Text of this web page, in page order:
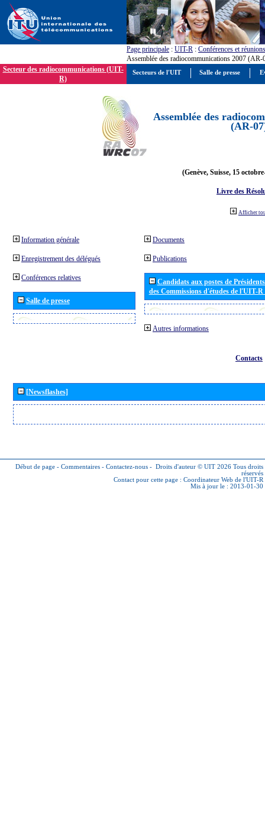
Page principale : UIT-R : Conférences et réunions
Assemblée des radiocommunications 2007 (AR-
Secteur des radiocommunications (UIT-
R)
Assemblée des
(AR-
(Genève, Suisse, 15
Livre des
Afficher
Information générale
Enregistrement des délégués
Conférences relatives
Salle de presse
Documents
Publications
Candidats aux postes de
des Commissions d'études de l'UIT-
Autres informations
Contacts
[Newsflashes]
Début de page - Commentaires - Contactez-nous - Droits d'auteur © UIT 2026 Tous droits
réservés
Contact pour cette page : Coordinateur Web de l'UIT-R
Mis à jour le : 2013-01-30
Secteurs de l'UIT Salle de presse